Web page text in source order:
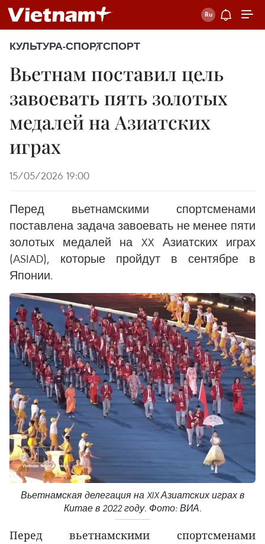
КУЛЬТУРА-СПОРТСПОРТ
Вьетнам поставил цель
завоевать пять золотых
медалей на Азиатских
играх
15/05/2026 19:00
Перед вьетнамскими спортсменами
поставлена задача завоевать не менее пяти
золотых медалей на XX Азиатских играх
(ASIAD), которые пройдут в сентябре в
Японии.
Вьетнамская делегация на XIX Азиатских играх в
Китае в 2022 году. Фото: ВИА.
Перед вьетнамскими спортсменами